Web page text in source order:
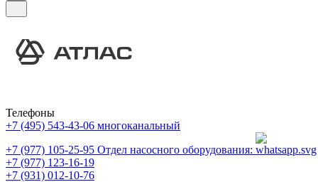
Телефоны
+7 (495) 543-43-06 многоканальный
+7 (977) 105-25-95 Отдел насосного оборудования:
+7 (977) 123-16-19
+7 (931) 012-10-76